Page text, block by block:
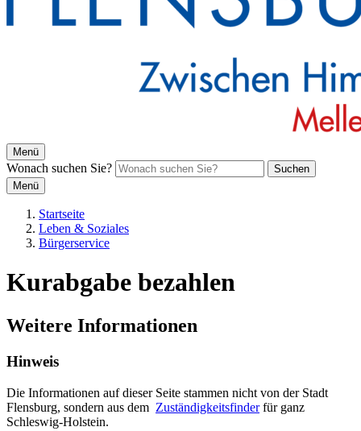
Menü
Wonach suchen Sie?
Suchen
Menü
Startseite
Leben & Soziales
Bürgerservice
Kurabgabe bezahlen
Weitere Informationen
Hinweis
Die Informationen auf dieser Seite stammen nicht von der Stadt
Flensburg, sondern aus dem Zuständigkeitsfinderfür ganz
Schleswig-Holstein.